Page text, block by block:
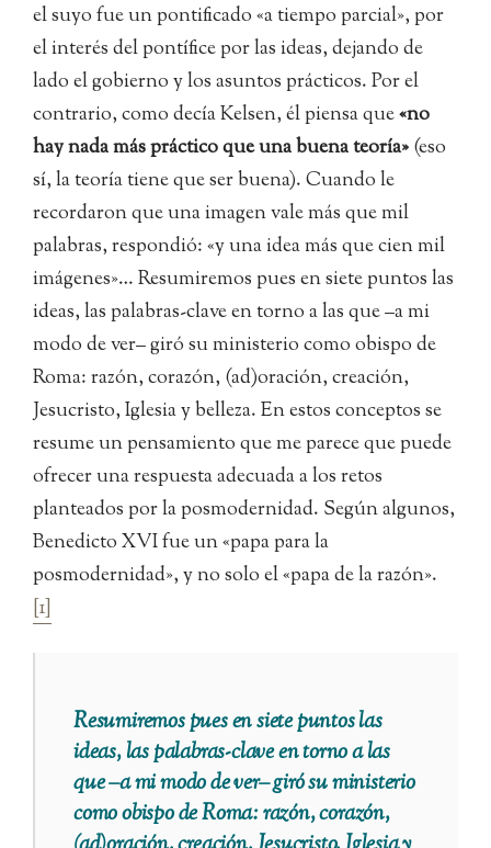
el suyo fue un pontificado «a tiempo parcial», por
el interés del pontífice por las ideas, dejando de
lado el gobierno y los asuntos prácticos. Por el
contrario, como decía Kelsen, él piensa que«no
hay nada más práctico que una buena teoría»(eso
sí, la teoría tiene que ser buena). Cuando le
recordaron que una imagen vale más que mil
palabras, respondió: «y una idea más que cien mil
imágenes»… Resumiremos pues en siete puntos las
ideas, las palabras-clave en torno a las que –a mi
modo de ver– giró su ministerio como obispo de
Roma: razón, corazón, (ad)oración, creación,
Jesucristo, Iglesia y belleza. En estos conceptos se
resume un pensamiento que me parece que puede
ofrecer una respuesta adecuada a los retos
planteados por la posmodernidad. Según algunos,
Benedicto XVI fue un «papa para la
posmodernidad», y no solo el «papa de la razón».
[1]
Resumiremos pues en siete puntos las
ideas, las palabras-clave en torno a las
que –a mi modo de ver– giró su ministerio
como obispo de Roma: razón, corazón,